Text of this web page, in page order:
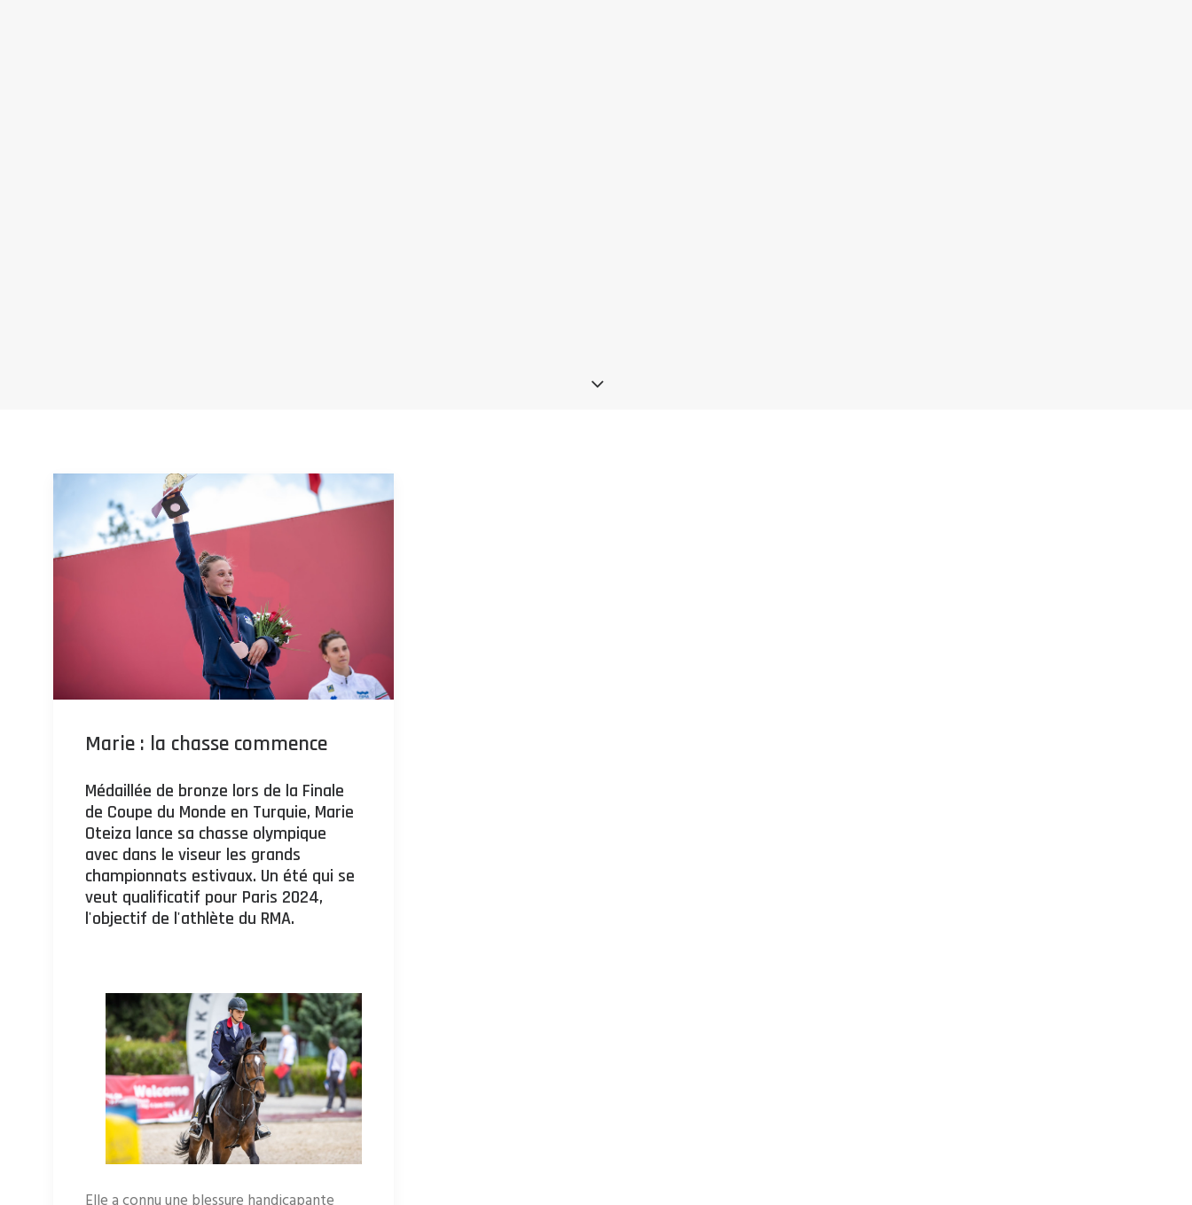
Marie : la chasse commence
Médaillée de bronze lors de la Finale
de Coupe du Monde en Turquie, Marie
Oteiza lance sa chasse olympique
avec dans le viseur les grands
championnats estivaux. Un été qui se
veut qualificatif pour Paris 2024,
l'objectif de l'athlète du RMA.